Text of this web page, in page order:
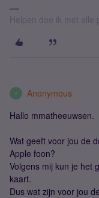
Helpen doe ik met alle
A Anonymous
Hallo mmatheeuwsen.
Wat geeft voor jou de
Apple foon?
Volgens mij kun je het
kaart.
Dus wat zijn voor jou